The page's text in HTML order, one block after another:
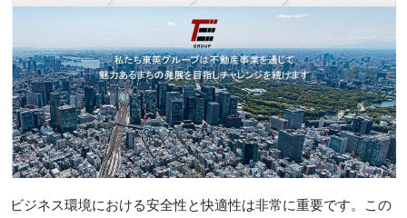
ビジネス環境における安全性と快適性は非常に重要です。この